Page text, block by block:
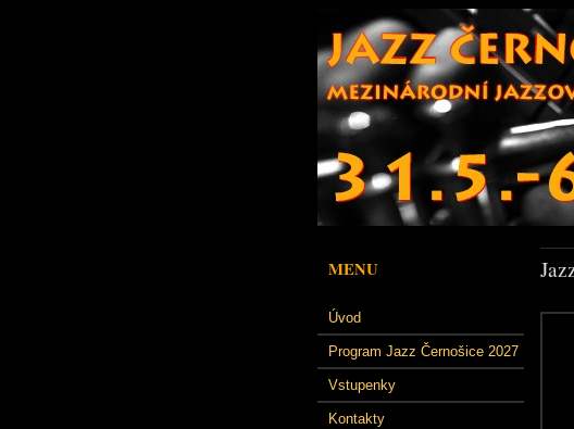
MENU
Úvod
Program Jazz Černošice 2027
Vstupenky
Kontakty